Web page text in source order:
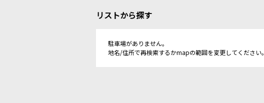
リストから探す
駐車場がありません。
地名/住所で再検索するかmapの範囲を変更してください。